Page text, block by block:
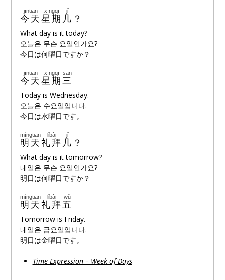
今天
jīntiān
星期
xīngqī
几
jǐ
？
What day is it today?
오늘은 무슨 요일인가요?
今日は何曜日ですか？
今天
jīntiān
星期
xīngqī
三
sān
Today is Wednesday.
오늘은 수요일입니다.
今日は水曜日です。
明天
míngtiān
礼拜
lǐbài
几
jǐ
？
What day is it tomorrow?
내일은 무슨 요일인가요?
明日は何曜日ですか？
明天
míngtiān
礼拜
lǐbài
五
wǔ
Tomorrow is Friday.
내일은 금요일입니다.
明日は金曜日です。
Time Expression – Week of Days